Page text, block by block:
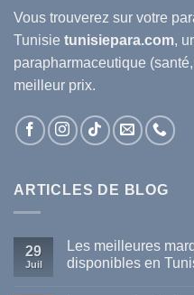
Vous trouverez sur votre
Tunisie tunisiepara.com,
parapharmaceutique
meilleur prix.
ARTICLES DE BLOG
29
Juil
Les meilleures
disponibles en